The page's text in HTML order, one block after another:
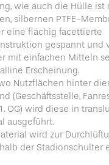
wie auch die Hülle ist
silbernen PTFE-
eine flächig facettierte
gespannt und
mit einfachen Mitteln
Erscheinung.
Nutzflächen hinter
(Geschäftsstelle,
OG) wird diese in
ausgeführt.
wird zur
der Stadionschulter